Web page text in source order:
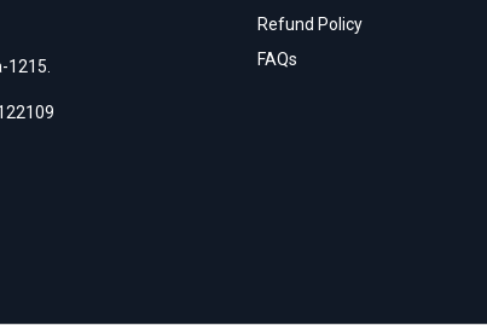
1215.
Refund Policy
FAQs